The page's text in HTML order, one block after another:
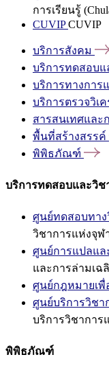
การเรียนรู้
CUVIPCUVIP
บริการสังคม
บริการทดสอบแ
บริการทางการ
บริการตรวจวิเ
สารสนเทศและ
พื้นที่สร้างสรรค์
พิพิธภัณฑ์
บริการทดสอบและวิช
ศูนย์ทดสอบทาง
วิชาการแห่งจุฬ
ศูนย์การแปลแล
และการล่ามเฉ
ศูนย์กฎหมายเ
ศูนย์บริการวิช
บริการวิชาการ
พิพิธภัณฑ์